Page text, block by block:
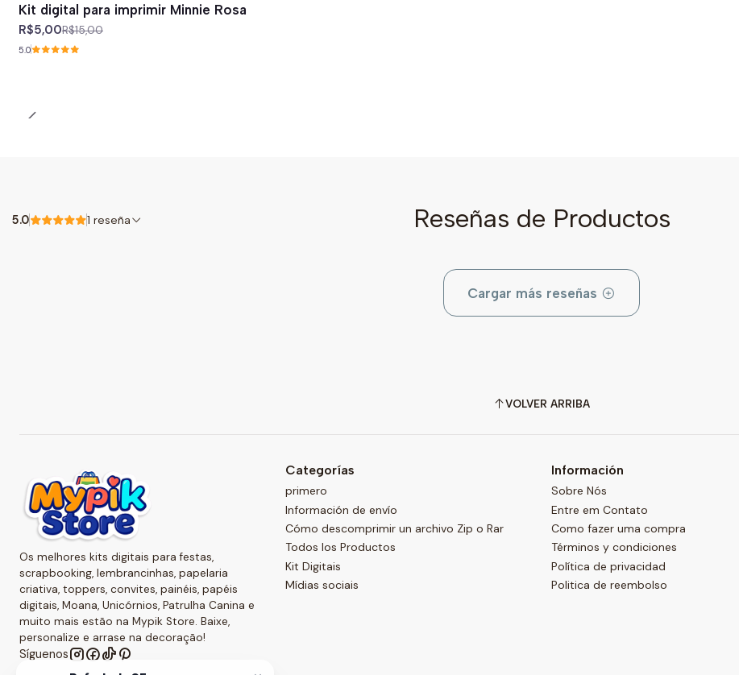
Kit digital para imprimir Minnie Rosa
R$5,00R$15,00
5.0
Reseñas de Productos
5.0 1 reseña
Cargar más reseñas
VOLVER ARRIBA
Os melhores kits digitais para festas,
scrapbooking, lembrancinhas, papelaria
criativa, toppers, convites, painéis, papéis
digitais, Moana, Unicórnios, Patrulha Canina e
muito mais estão na Mypik Store. Baixe,
personalize e arrase na decoração!
Síguenos
Categorías
primero
Información de envío
Cómo descomprimir un archivo Zip o Rar
Todos los Productos
Kit Digitais
Mídias sociais
Información
Sobre Nós
Entre em Contato
Como fazer uma compra
Términos y condiciones
Política de privacidad
Politica de reembolso